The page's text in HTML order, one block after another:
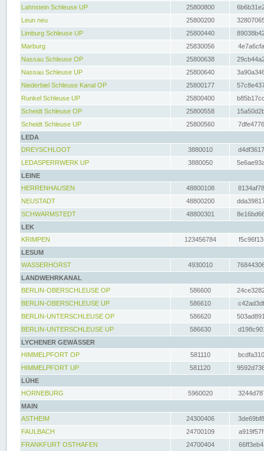
Lahnstein Schleuse UP
25800800
Leun neu
25800200
Limburg Schleuse UP
25800440
Marburg
25830056
Nassau Schleuse OP
25800638
Nassau Schleuse UP
25800640
Niederbiel Schleuse Kanal OP
25800177
Runkel Schleuse UP
25800400
Scheidt Schleuse OP
25800558
Scheidt Schleuse UP
25800560
LEDA
DREYSCHLOOT
3880010
LEDASPERRWERK UP
3880050
LEINE
HERRENHAUSEN
48800108
NEUSTADT
48800200
SCHWARMSTEDT
48800301
LEK
KRIMPEN
123456784
LESUM
WASSERHORST
4930010
LANDWEHRKANAL
BERLIN-OBERSCHLEUSE OP
586600
BERLIN-OBERSCHLEUSE UP
586610
BERLIN-UNTERSCHLEUSE OP
586620
BERLIN-UNTERSCHLEUSE UP
586630
LYCHENER GEWÄSSER
HIMMELPFORT OP
581110
HIMMELPFORT UP
581120
LÜHE
HORNEBURG
5960020
MAIN
ASTHEIM
24300406
FAULBACH
24700109
FRANKFURT OSTHAFEN
24700404